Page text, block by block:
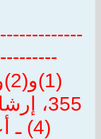
355، إرشاد المفيد للمفيد: ص 307
(4) ـ أعلام الورى: ص 355.